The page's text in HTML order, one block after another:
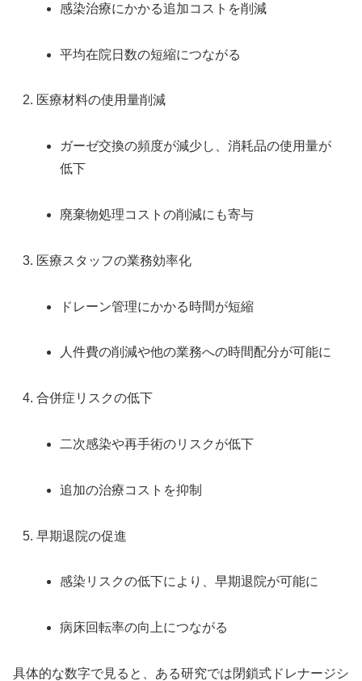
感染治療にかかる追加コストを削減
平均在院日数の短縮につながる
医療材料の使用量削減
ガーゼ交換の頻度が減少し、消耗品の使用量が
低下
廃棄物処理コストの削減にも寄与
医療スタッフの業務効率化
ドレーン管理にかかる時間が短縮
人件費の削減や他の業務への時間配分が可能に
合併症リスクの低下
二次感染や再手術のリスクが低下
追加の治療コストを抑制
早期退院の促進
感染リスクの低下により、早期退院が可能に
病床回転率の向上につながる
具体的な数字で見ると、ある研究では閉鎖式ドレナージシ